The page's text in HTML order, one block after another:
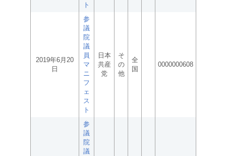
ト
2019年6月20
日
参
議
院
議
員
マ
ニ
フ
ェ
ス
ト
日本
共産
党
そ
の
他
全
国
0000000608
参
議
院
議